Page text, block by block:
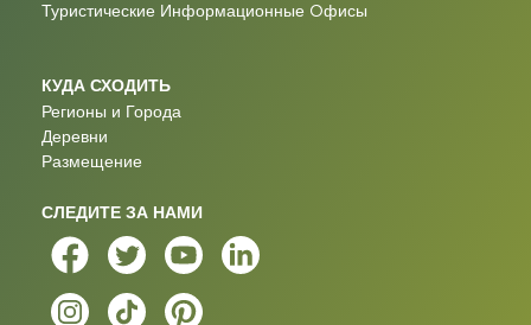
Туристические Информационные Oфисы
КУДА СХОДИТЬ
Регионы и Города
Деревни
Размещение
СЛЕДИТЕ ЗА НАМИ